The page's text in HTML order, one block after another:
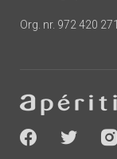
Org. nr. 972 420 271
-
socials